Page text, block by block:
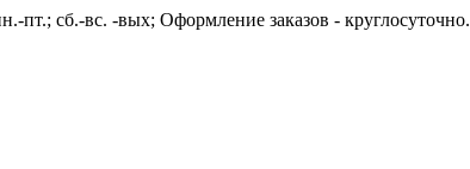
пт.; сб.-вс. -вых; Оформление заказов - круглосуточно.